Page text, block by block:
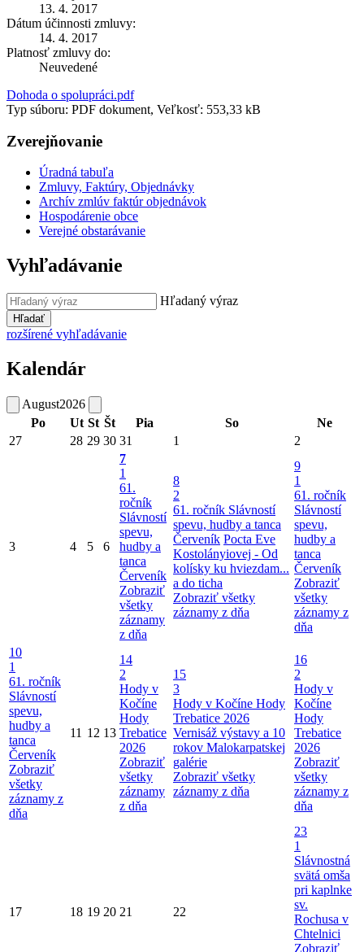
13. 4. 2017
Dátum účinnosti zmluvy:
14. 4. 2017
Platnosť zmluvy do:
Neuvedené
Dohoda o spolupráci.pdf
Typ súboru: PDF dokument, Veľkosť: 553,33 kB
Zverejňovanie
Úradná tabuľa
Zmluvy, Faktúry, Objednávky
Archív zmlúv faktúr objednávok
Hospodárenie obce
Verejné obstarávanie
Vyhľadávanie
Hľadaný výraz
Hľadať
rozšírené vyhľadávanie
Kalendár
August2026
Po
Ut St Št Pia So
Ne
27
28 29 30 31 1 2
3 4 5 6
7
1
61.
ročník
Slávností
spevu,
hudby a
tanca
Červeník
Zobraziť
všetky
záznamy
z dňa
8
2
61. ročník Slávností
spevu, hudby a tanca
Červeník Pocta Eve
Kostolányiovej - Od
kolísky ku hviezdam...
a do ticha
Zobraziť všetky
záznamy z dňa
9
1
61. ročník
Slávností
spevu,
hudby a
tanca
Červeník
Zobraziť
všetky
záznamy z
dňa
10
1
61. ročník
Slávností
spevu,
hudby a
tanca
Červeník
Zobraziť
všetky
záznamy z
dňa
11 12 13
14
2
Hody v
Kočíne
Hody
Trebatice
2026
Zobraziť
všetky
záznamy
z dňa
15
3
Hody v Kočíne Hody
Trebatice 2026
Vernisáž výstavy a 10
rokov Malokarpatskej
galérie
Zobraziť všetky
záznamy z dňa
16
2
Hody v
Kočíne
Hody
Trebatice
2026
Zobraziť
všetky
záznamy z
dňa
17 18 19 20 21 22
23
1
Slávnostná
svätá omša
pri kaplnke
sv.
Rochusa v
Chtelnici
Zobraziť